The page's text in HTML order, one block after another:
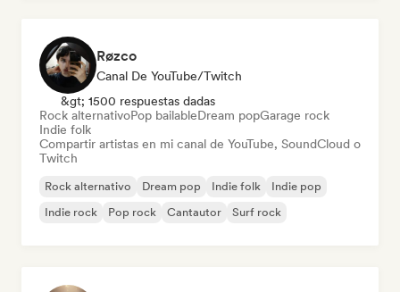
Røzco
Canal De YouTube/Twitch
&gt; 1500 respuestas dadas
Rock alternativoPop bailableDream popGarage rock
Indie folk
Compartir artistas en mi canal de YouTube, SoundCloud o
Twitch
Rock alternativo Dream pop Indie folk
Indie pop
Indie rock
Pop rock Cantautor Surf rock